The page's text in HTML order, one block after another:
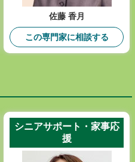
佐藤 香月
この専門家に相談する
シニアサポート・家事応
援